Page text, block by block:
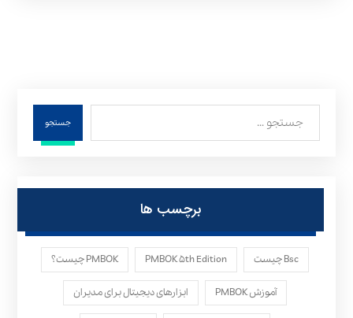
جستجو
برچسب ها
Bsc چیست PMBOK ۵th Edition PMBOK چیست؟
آموزش PMBOK ابزارهای دیجیتال برای مدیران